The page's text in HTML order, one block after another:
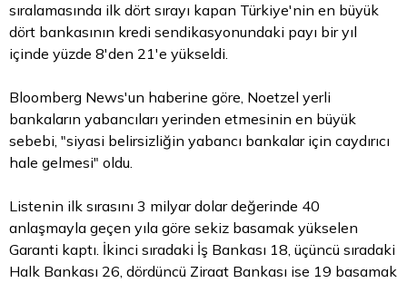
sıralamasında ilk dört sırayı kapan Türkiye'nin en büyük
dört bankasının kredi sendikasyonundaki payı bir yıl
içinde yüzde 8'den 21'e yükseldi.
Bloomberg News'un haberine göre, Noetzel yerli
bankaların yabancıları yerinden etmesinin en büyük
sebebi, "siyasi belirsizliğin yabancı bankalar için caydırıcı
hale gelmesi" oldu.
Listenin ilk sırasını 3 milyardolardeğerinde 40
anlaşmayla geçen yıla göre sekiz basamak yükselen
Garanti kaptı. İkinci sıradaki İş Bankası 18, üçüncü sıradaki
Halk Bankası 26, dördüncü Ziraat Bankası ise 19 basamak